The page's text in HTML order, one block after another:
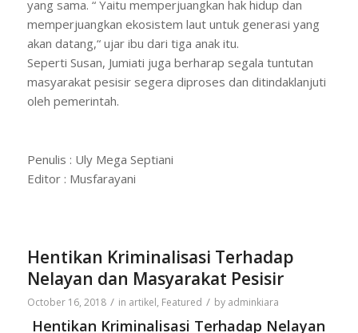
yang sama. “ Yaitu memperjuangkan hak hidup dan
memperjuangkan ekosistem laut untuk generasi yang
akan datang,“ ujar ibu dari tiga anak itu.
Seperti Susan, Jumiati juga berharap segala tuntutan
masyarakat pesisir segera diproses dan ditindaklanjuti
oleh pemerintah.
Penulis : Uly Mega Septiani
Editor : Musfarayani
Hentikan Kriminalisasi Terhadap
Nelayan dan Masyarakat Pesisir
October 16, 2018 / in artikel, Featured / by adminkiara
Hentikan Kriminalisasi Terhadap Nelayan